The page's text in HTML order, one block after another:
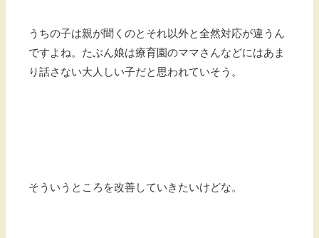
うちの子は親が聞くのとそれ以外と全然対応が違うん
ですよね。たぶん娘は療育園のママさんなどにはあま
り話さない大人しい子だと思われていそう。
そういうところを改善していきたいけどな。